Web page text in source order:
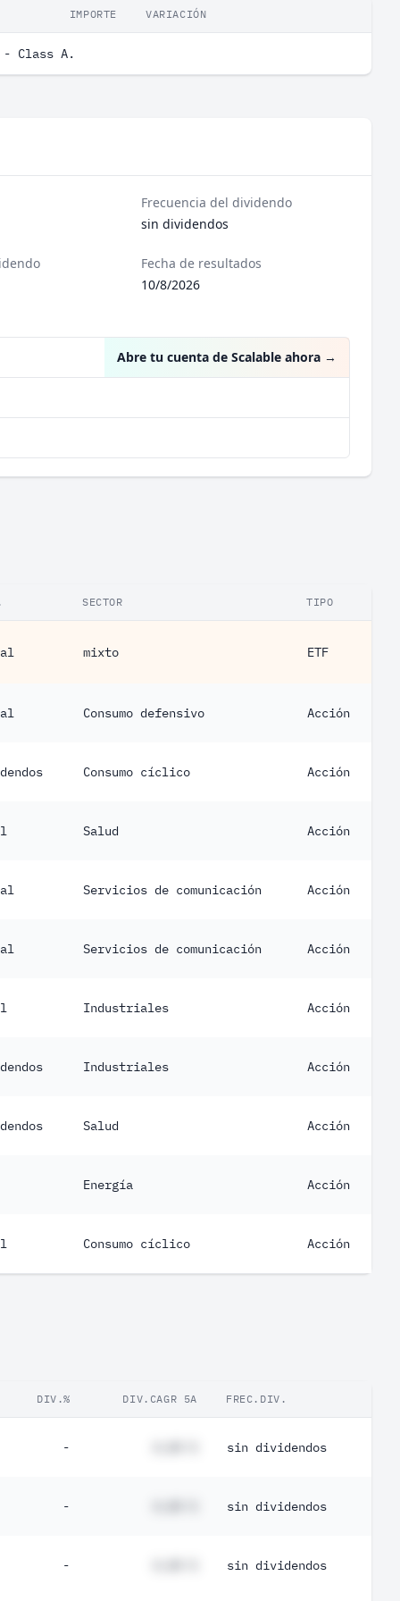
IMPORTE VARIACIÓN
- Class A.
Frecuencia del dividendo
sin dividendos
Fecha de resultados
10/8/2026
Abre tu cuenta de Scalable ahora →
SECTOR TIPO
mixto ETF
Consumo defensivo Acción
Consumo cíclico Acción
Salud Acción
Servicios de comunicación Acción
Servicios de comunicación Acción
Industriales Acción
Industriales Acción
Salud Acción
Energía Acción
Consumo cíclico Acción
DIV.% DIV.CAGR 5A FREC.DIV.
- sin dividendos
- sin dividendos
- sin dividendos